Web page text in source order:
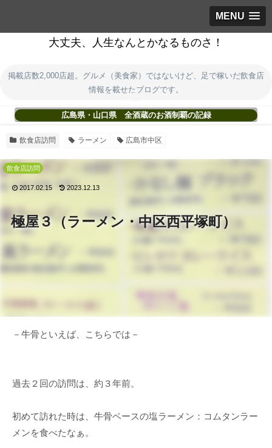
MENU
大丈夫、人生なんとかなるものさ！
掲載店数2,000店超。グルメ（美食家）ではないけど、足で稼いだ飲食店
情報を載せたブログです。
広島県・山口県 全酒蔵のお酒制覇の記録
飲食店訪問 ラーメン 広島市中区
極屋３（ラーメン・中区西平塚町）
飲食店訪問
2017.02.15 2023.12.13
－牛骨といえば、こちらでは－
過去２回の訪問は、約３年前。
初めて訪れた時は、牛骨ベースの塩ラーメン：コムタンラー
メンを食べたなぁ。